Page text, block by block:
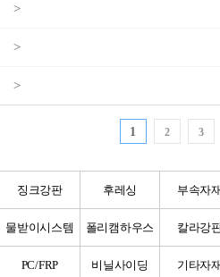
>
>
>
1 2 3
징크강판 후레싱 부속자재
물받이시스템 폴리캠하우스 칼라강
PC/FRP 비닐사이딩 기타자재